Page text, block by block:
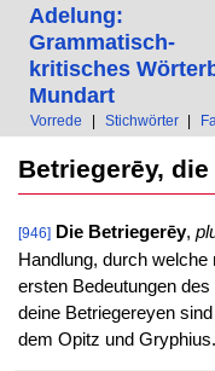
Adelung:
Grammatisch-
kritisches
Mundart
Vorrede Stichwörter
Betriegerēy, die
[946] Die Betriegerēy,
Handlung, durch
ersten Bedeutungen
deine Betriegereyen
dem Opitz und Gryphius.